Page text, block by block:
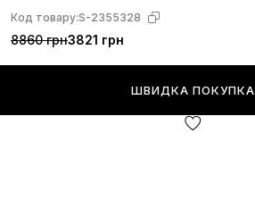
Код товару:S-2355328
8860 грн3821 грн
ШВИДКА ПОКУПКА